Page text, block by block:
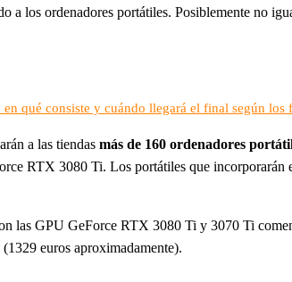
los ordenadores portátiles. Posiblemente no
qué consiste y cuándo llegará el final según los
a las tiendas más de 160 ordenadores
RTX 3080 Ti. Los portátiles que
las GPU GeForce RTX 3080 Ti y 3070 Ti
(1329 euros aproximadamente).